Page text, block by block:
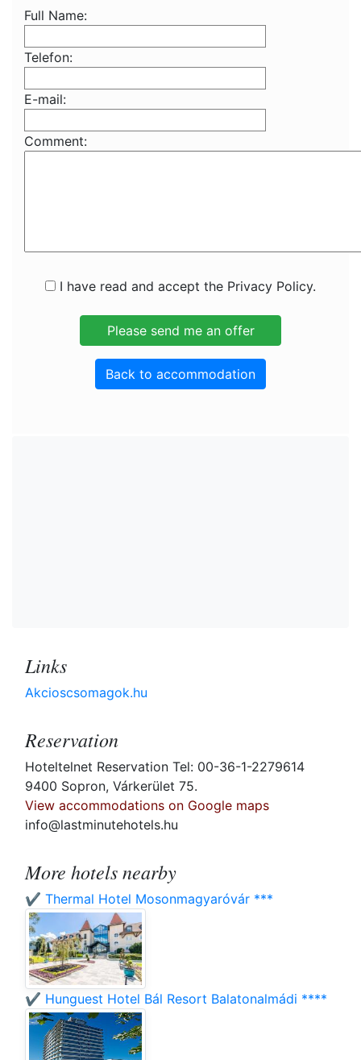
Full Name:
Telefon:
E-mail:
Comment:
I have read and accept the Privacy Policy.
Back to accommodation
Links
Akcioscsomagok.hu
Reservation
Hoteltelnet Reservation Tel: 00-36-1-2279614
9400 Sopron, Várkerület 75.
View accommodations on Google maps
info@lastminutehotels.hu
More hotels nearby
✔️ Thermal Hotel Mosonmagyaróvár ***
✔️ Hunguest Hotel Bál Resort Balatonalmádi ****